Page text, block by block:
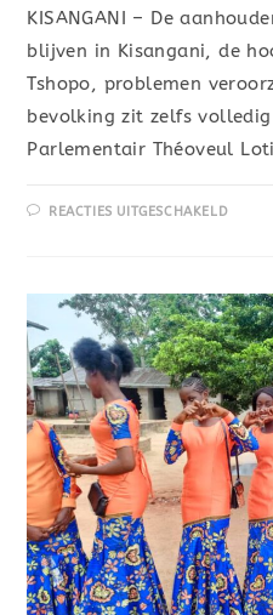
KISANGANI – De
blijven in Kisangani, de
Tshopo, problemen
bevolking zit zelfs
Parlementair Théoveul
REACTIES UITGESCHAKELD